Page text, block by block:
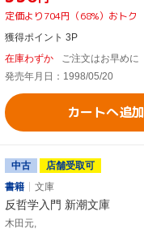
定価より704円（68%）おトク
獲得ポイント 3P
在庫わずか
ご注文はお早めに
発売年月日：1998/05/20
カートへ追加
中古
店舗受取可
書籍
文庫
反哲学入門 新潮文庫
木田元,